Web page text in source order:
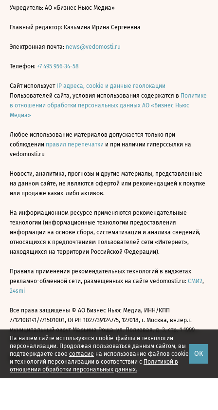
На нашем сайте используются cookie-файлы и технологии
персонализации. Продолжая пользоваться данным сайтом, вы
подтверждаете свое согласие на использование файлов cookie
и технологий персонализации в соответствии с Политикой в
отношении обработки персональных данных.
ОК
Учредитель: АО «Бизнес Ньюс Медиа»
Главный редактор: Казьмина Ирина Сергеевна
Электронная почта: news@vedomosti.ru
Телефон: +7 495 956-34-58
Сайт использует IP адреса, cookie и данные геолокации
Пользователей сайта, условия использования содержатся в Политике
в отношении обработки персональных данных АО «Бизнес Ньюс
Медиа»
Любое использование материалов допускается только при
соблюдении правил перепечатки и при наличии гиперссылки на
vedomosti.ru
Новости, аналитика, прогнозы и другие материалы, представленные
на данном сайте, не являются офертой или рекомендацией к покупке
или продаже каких-либо активов.
На информационном ресурсе применяются рекомендательные
технологии (информационные технологии предоставления
информации на основе сбора, систематизации и анализа сведений,
относящихся к предпочтениям пользователей сети «Интернет»,
находящихся на территории Российской Федерации).
Правила применения рекомендательных технологий в виджетах
рекламно-обменной сети, размещенных на сайте vedomosti.ru: СМИ2,
24smi
Все права защищены © АО Бизнес Ньюс Медиа, ИНН/КПП
7712108141/771501001, ОГРН 1027739124775, 127018, г. Москва, вн.тер.г.
муниципальный округ Марьина Роща, ул. Полковая, д. 3, стр. 1 1999—
2026